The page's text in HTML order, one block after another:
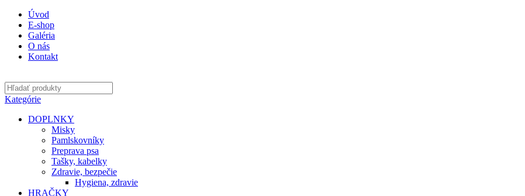
Úvod
E-shop
Galéria
O nás
Kontakt
Kategórie
DOPLNKY
Misky
Pamlskovníky
Preprava psa
Tašky, kabelky
Zdravie, bezpečie
Hygiena, zdravie
HRAČKY